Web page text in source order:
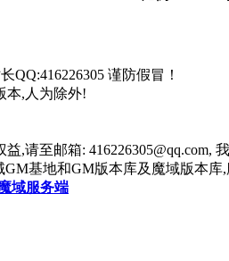
谨防假冒！
本,人为除外!
请至邮箱: 416226305@qq.com,
基地和GM版本库及魔域版本库,
域服务端